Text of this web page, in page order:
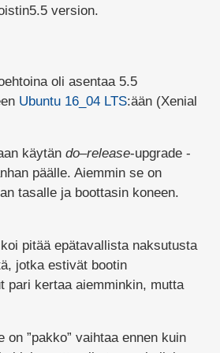
version.
oli asentaa 5.5
Ubuntu 16_04 LTS:ään (Xenial
käytän do–release-upgrade-
päälle. Aiemmin se on
tasalle ja boottasin koneen.
pitää epätavallista naksutusta
jotka estivät bootin
pari kertaa aiemminkin, mutta
”pakko” vaihtaa ennen kuin